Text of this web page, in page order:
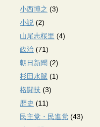
小西博之 (3)
小説 (2)
山尾志桜里 (4)
政治 (71)
朝日新聞 (2)
杉田水脈 (1)
格闘技 (3)
歴史 (11)
民主党・民進党 (43)